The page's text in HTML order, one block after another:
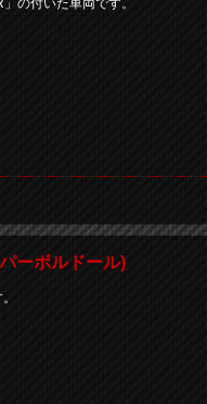
の付いた車両です。
ーボルドール)